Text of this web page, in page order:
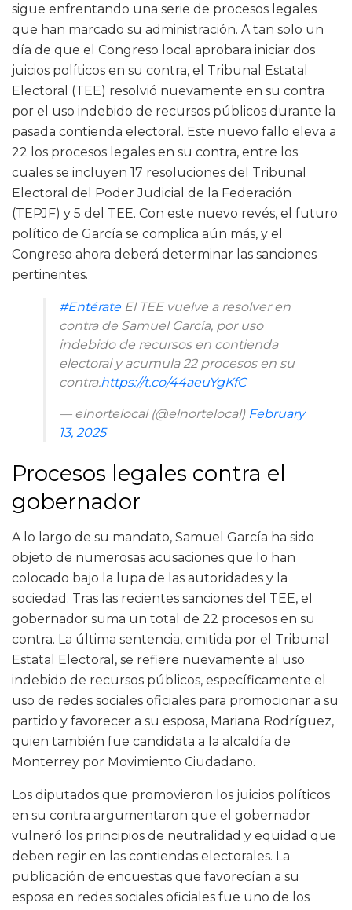
sigue enfrentando una serie de procesos legales
que han marcado su administración. A tan solo un
día de que el Congreso local aprobara iniciar dos
juicios políticos en su contra, el Tribunal Estatal
Electoral (TEE) resolvió nuevamente en su contra
por el uso indebido de recursos públicos durante la
pasada contienda electoral. Este nuevo fallo eleva a
22 los procesos legales en su contra, entre los
cuales se incluyen 17 resoluciones del Tribunal
Electoral del Poder Judicial de la Federación
(TEPJF) y 5 del TEE. Con este nuevo revés, el futuro
político de García se complica aún más, y el
Congreso ahora deberá determinar las sanciones
pertinentes.
#EntérateEl TEE vuelve a resolver en
contra de Samuel García, por uso
indebido de recursos en contienda
electoral y acumula 22 procesos en su
contra.https://t.co/44aeuYgKfC
— elnortelocal (@elnortelocal) February
13, 2025
Procesos legales contra el
gobernador
A lo largo de su mandato, Samuel García ha sido
objeto de numerosas acusaciones que lo han
colocado bajo la lupa de las autoridades y la
sociedad. Tras las recientes sanciones del TEE, el
gobernador suma un total de 22 procesos en su
contra. La última sentencia, emitida por el Tribunal
Estatal Electoral, se refiere nuevamente al uso
indebido de recursos públicos, específicamente el
uso de redes sociales oficiales para promocionar a su
partido y favorecer a su esposa, Mariana Rodríguez,
quien también fue candidata a la alcaldía de
Monterrey por Movimiento Ciudadano.
Los diputados que promovieron los juicios políticos
en su contra argumentaron que el gobernador
vulneró los principios de neutralidad y equidad que
deben regir en las contiendas electorales. La
publicación de encuestas que favorecían a su
esposa en redes sociales oficiales fue uno de los